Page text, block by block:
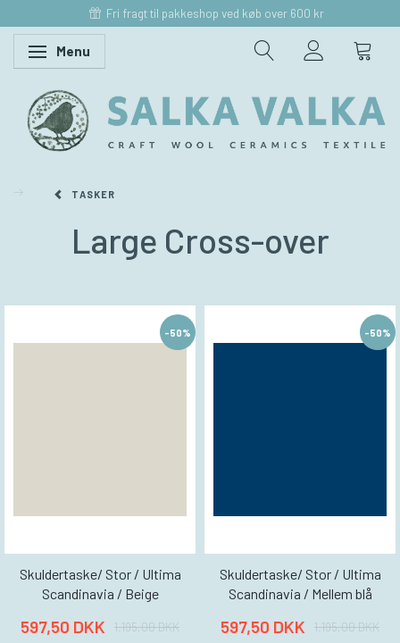
Fri fragt til pakkeshop ved køb over 600 kr
Skifte navigation
Menu
TASKER
Large Cross-over
-50%
Skuldertaske/ Stor / Ultima
Scandinavia / Beige
597,50 DKK 1.195,00 DKK
-50%
Skuldertaske/ Stor / Ultima
Scandinavia / Mellem blå
597,50 DKK 1.195,00 DKK